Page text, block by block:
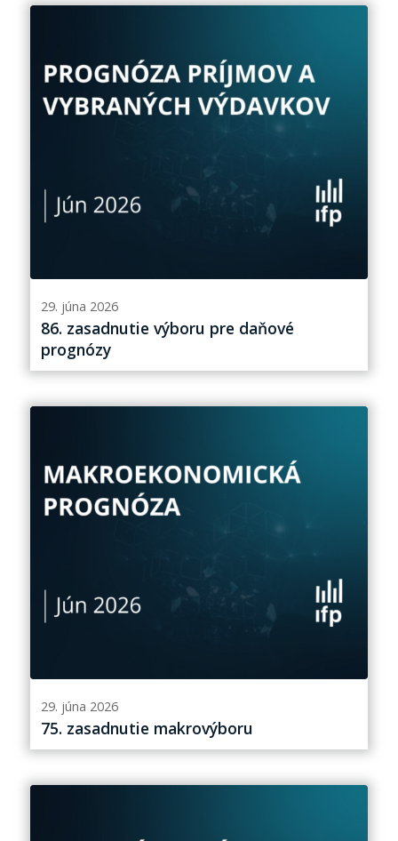
29. júna 2026
86. zasadnutie výboru pre daňové
prognózy
29. júna 2026
75. zasadnutie makrovýboru